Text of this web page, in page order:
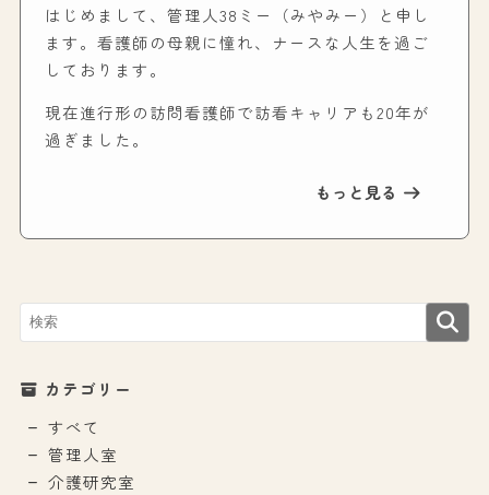
はじめまして、管理人38ミー（みやみー）と申し
ます。看護師の母親に憧れ、ナースな人生を過ご
しております。
現在進行形の訪問看護師で訪看キャリアも20年が
過ぎました。
もっと見る
カテゴリー
すべて
管理人室
介護研究室